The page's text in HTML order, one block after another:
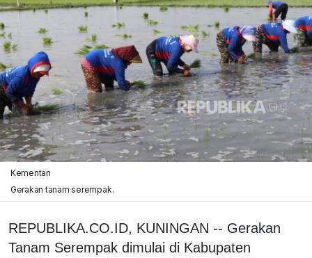
Kementan
Gerakan tanam serempak.
REPUBLIKA.CO.ID, KUNINGAN -- Gerakan
Tanam Serempak dimulai di Kabupaten